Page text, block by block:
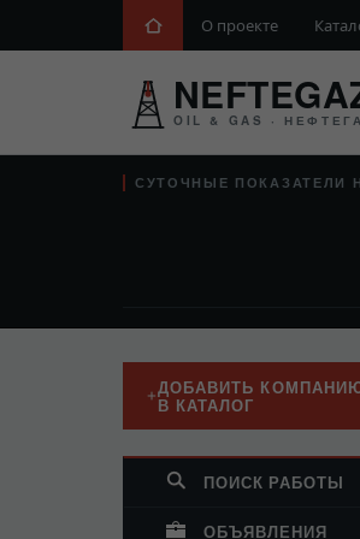
О проекте
OIL & GAS ·
СУТОЧНЫЕ ПОКАЗАТЕЛИ
ДОБАВИТЬ
В КАТАЛОГ
ПОИСК РАБОТЫ
ОБЪЯВЛЕНИЯ